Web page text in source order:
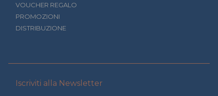
VOUCHER REGALO
PROMOZIONI
DISTRIBUZIONE
Iscriviti alla Newsletter